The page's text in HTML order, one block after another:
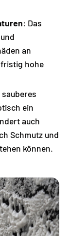
: Das
an
hohe
sauberes
ein
auch
Schmutz und
können.